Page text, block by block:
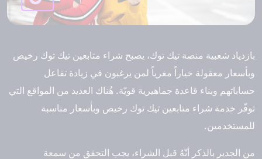
بازدياد شعبية منصة تيك توك، يصبح شراء متابعين تيك توك رخيص
وبأسعار معقولة خياراً مغرياً لمن يرغبون في زيادة تفاعل
حساباتهم وبناء قاعدة جماهيرية قويّة. هُناك العديد من المواقع التي
توفّر خدمة شراء متابعين تيك توك رخيص وبأسعار مناسبة
للمستخدمين.
من الجدير بالذكر أنّهُ قبل الشراء، يجب التحقق من سمعة